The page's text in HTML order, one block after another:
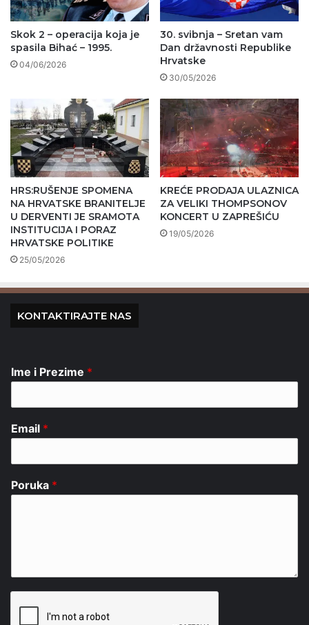
Skok 2 – operacija koja je
spasila Bihać – 1995.
04/06/2026
30. svibnja – Sretan vam
Dan državnosti Republike
Hrvatske
30/05/2026
HRS:RUŠENJE SPOMENA
NA HRVATSKE BRANITELJE
U DERVENTI JE SRAMOTA
INSTITUCIJA I PORAZ
HRVATSKE POLITIKE
25/05/2026
KREĆE PRODAJA ULAZNICA
ZA VELIKI THOMPSONOV
KONCERT U ZAPREŠIĆU
19/05/2026
KONTAKTIRAJTE NAS
Ime i Prezime *
Email *
Poruka *